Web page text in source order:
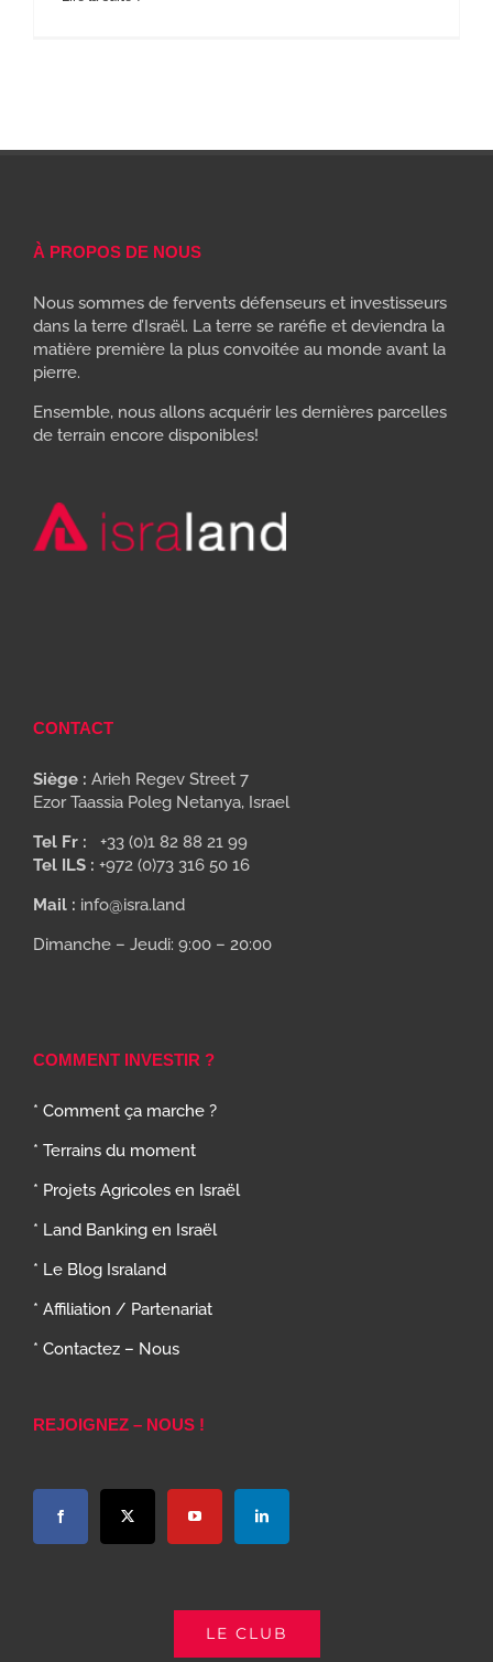
À PROPOS DE NOUS
Nous sommes de fervents défenseurs et investisseurs
dans la terre d’Israël. La terre se raréfie et deviendra la
matière première la plus convoitée au monde avant la
pierre.
Ensemble, nous allons acquérir les dernières parcelles
de terrain encore disponibles!
CONTACT
Siège : Arieh Regev Street 7
Ezor Taassia Poleg Netanya, Israel
Tel Fr : +33 (0)1 82 88 21 99
Tel ILS : +972 (0)73 316 50 16
Mail : info@isra.land
Dimanche – Jeudi: 9:00 – 20:00
COMMENT INVESTIR ?
* Comment ça marche ?
* Terrains du moment
* Projets Agricoles en Israël
* Land Banking en Israël
* Le Blog Israland
* Affiliation / Partenariat
* Contactez – Nous
REJOIGNEZ – NOUS !
LE CLUB